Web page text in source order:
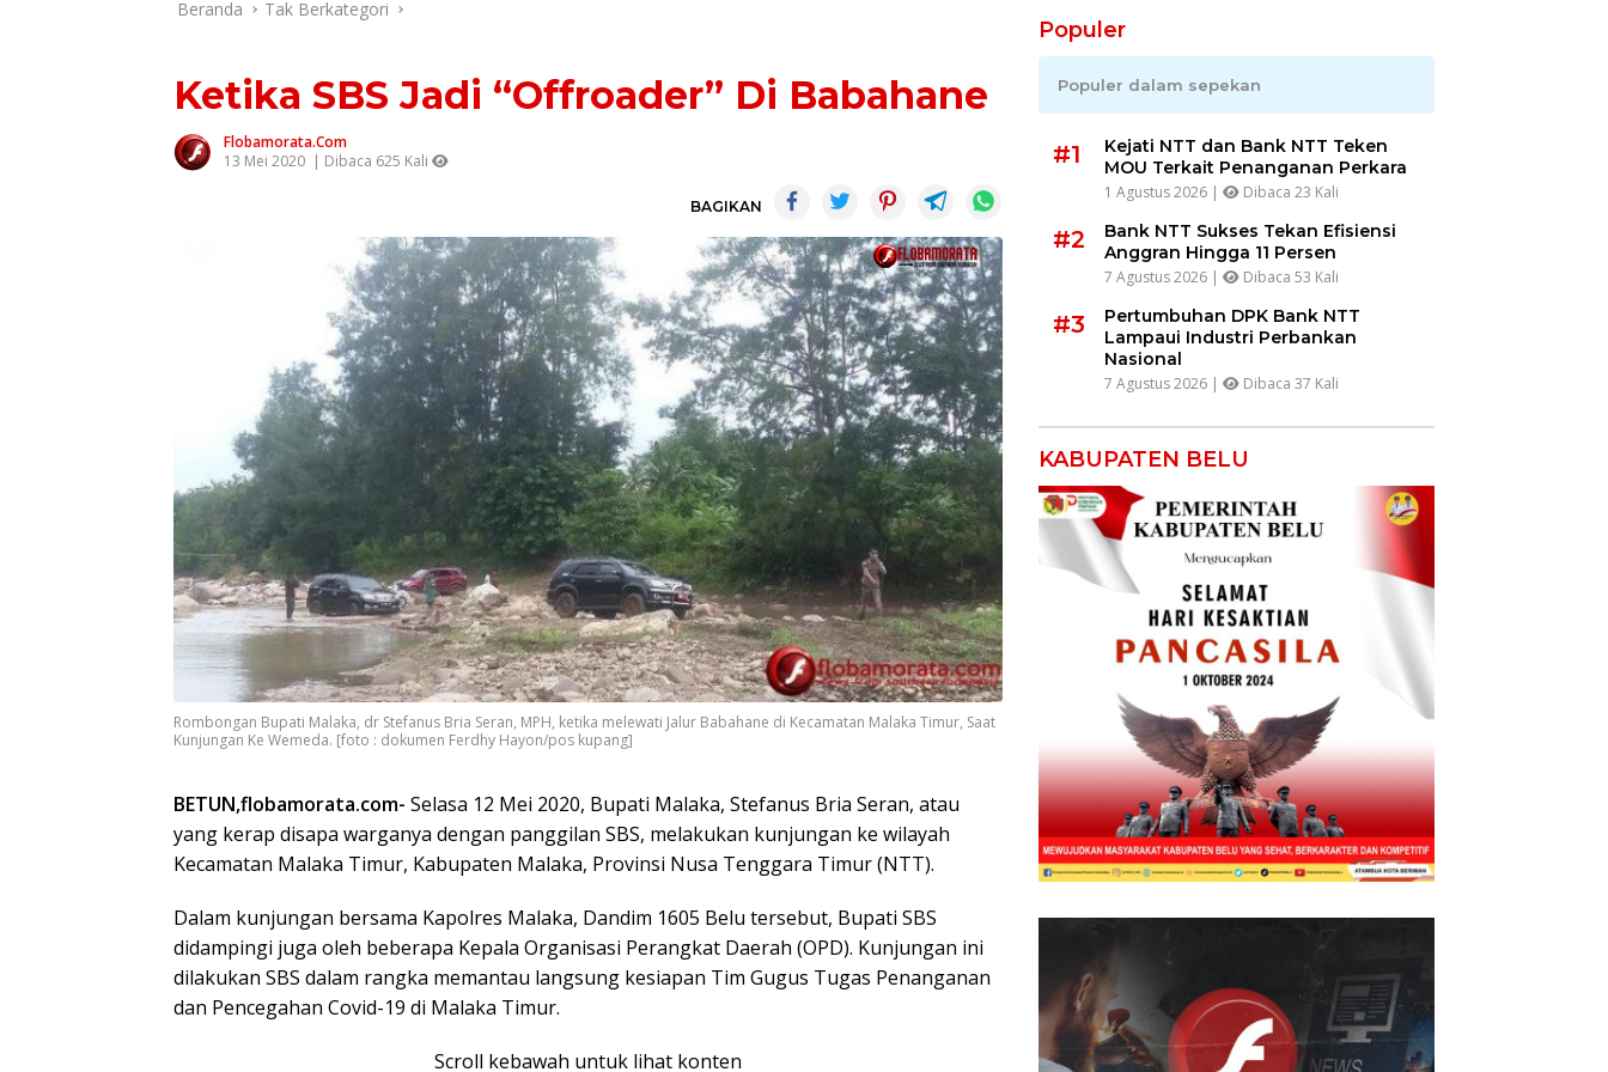
Beranda Tak Berkategori
Ketika SBS Jadi “Offroader” Di Babahane
Flobamorata.com
13 Mei 2020 | Dibaca 625 Kali
BAGIKAN
Rombongan Bupati Malaka, dr Stefanus Bria Seran, MPH, ketika melewati Jalur Babahane di Kecamatan Malaka Timur, Saat
Kunjungan Ke Wemeda. [foto : dokumen Ferdhy Hayon/pos kupang]
BETUN,flobamorata.com- Selasa 12 Mei 2020, Bupati Malaka, Stefanus Bria Seran, atau
yang kerap disapa warganya dengan panggilan SBS, melakukan kunjungan ke wilayah
Kecamatan Malaka Timur, Kabupaten Malaka, Provinsi Nusa Tenggara Timur (NTT).
Dalam kunjungan bersama Kapolres Malaka, Dandim 1605 Belu tersebut, Bupati SBS
didampingi juga oleh beberapa Kepala Organisasi Perangkat Daerah (OPD). Kunjungan ini
dilakukan SBS dalam rangka memantau langsung kesiapan Tim Gugus Tugas Penanganan
dan Pencegahan Covid-19 di Malaka Timur.
Scroll kebawah untuk lihat konten
Populer
Populer dalam sepekan
#1
Kejati NTT dan Bank NTT Teken
MOU Terkait Penanganan Perkara
1 Agustus 2026 | Dibaca 23 Kali
#2
Bank NTT Sukses Tekan Efisiensi
Anggran Hingga 11 Persen
7 Agustus 2026 | Dibaca 53 Kali
#3
Pertumbuhan DPK Bank NTT
Lampaui Industri Perbankan
Nasional
7 Agustus 2026 | Dibaca 37 Kali
KABUPATEN BELU